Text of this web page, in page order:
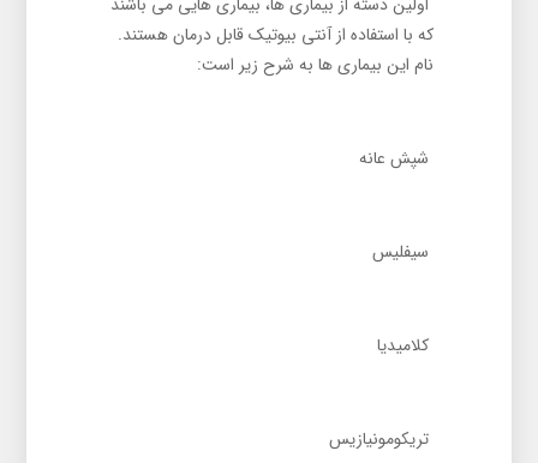
که با استفاده از آنتی بیوتیک قابل درمان هستند.
نام این بیماری ها به شرح زیر است:
شپش عانه
سیفلیس
کلامیدیا
تریکومونیازیس